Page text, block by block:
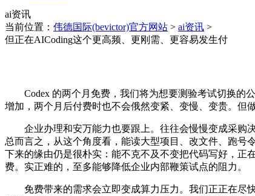
ai资讯
当前位置： 伟德国际(bevictor)官方网站 > ai资讯 >
但正在AICoding这个更高频、更刚需、更容易发生付
Codex 的两个月免费，我们将为想要测验考试切换的公
增加，两个月后付费时也不会俄然变紧、变慢、变贵。但
企业办理和安万能力也要跟上。往往会慢慢变成采购决
总而言之，从这个角度看，能读大型项目、改文件、跑号
下来的缘由仍是很朴实：能不克不及不变把代码写好，正
费。实正难的，至多能够降低企业内部鞭策试点的阻力。
免费带来的需求会立即变成算力压力。我们正正在尽快